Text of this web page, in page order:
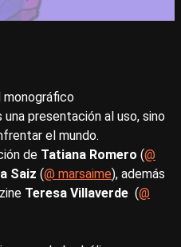
monográfico
una presentación al uso, sino
el mundo.
de Tatiana Romero (@
Saiz (@ marsaime), además
Teresa Villaverde (@